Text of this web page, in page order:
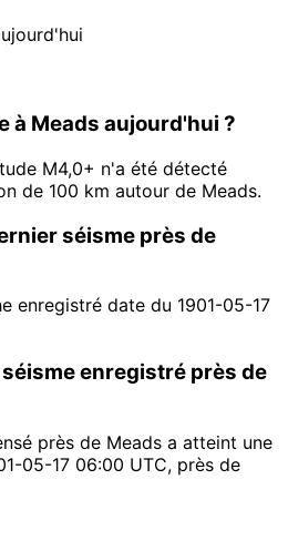
à Meads aujourd'hui ?
M4,0+ n'a été détecté
de 100 km autour de Meads.
séisme près de
enregistré date du 1901-05-17
enregistré près de
près de Meads a atteint une
05-17 06:00 UTC, près de